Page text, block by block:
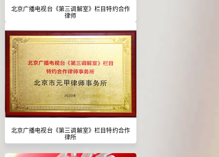
北京广播电视台《第三调解室》栏目特约合作
律师
北京广播电视台《第三调解室》栏目特约合作
律所